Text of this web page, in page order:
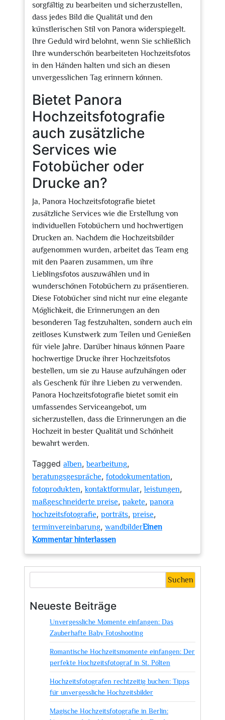
sorgfältig zu bearbeiten und sicherzustellen,
dass jedes Bild die Qualität und den
künstlerischen Stil von Panora widerspiegelt.
Ihre Geduld wird belohnt, wenn Sie schließlich
Ihre wunderschön bearbeiteten Hochzeitsfotos
in den Händen halten und sich an diesen
unvergesslichen Tag erinnern können.
Bietet Panora
Hochzeitsfotografie
auch zusätzliche
Services wie
Fotobücher oder
Drucke an?
Ja, Panora Hochzeitsfotografie bietet
zusätzliche Services wie die Erstellung von
individuellen Fotobüchern und hochwertigen
Drucken an. Nachdem die Hochzeitsbilder
aufgenommen wurden, arbeitet das Team eng
mit den Paaren zusammen, um ihre
Lieblingsfotos auszuwählen und in
wunderschönen Fotobüchern zu präsentieren.
Diese Fotobücher sind nicht nur eine elegante
Möglichkeit, die Erinnerungen an den
besonderen Tag festzuhalten, sondern auch ein
zeitloses Kunstwerk zum Teilen und Genießen
für viele Jahre. Darüber hinaus können Paare
hochwertige Drucke ihrer Hochzeitsfotos
bestellen, um sie zu Hause aufzuhängen oder
als Geschenk für ihre Lieben zu verwenden.
Panora Hochzeitsfotografie bietet somit ein
umfassendes Serviceangebot, um
sicherzustellen, dass die Erinnerungen an die
Hochzeit in bester Qualität und Schönheit
bewahrt werden.
Tagged alben,bearbeitung,
beratungsgespräche, fotodokumentation,
fotoprodukten,kontaktformular,leistungen,
maßgeschneiderte preise, pakete, panora
hochzeitsfotografie, porträts, preise,
terminvereinbarung, wandbilderEinen
Kommentar hinterlassenzu
Welt
der
Hochzeitsfotografie
Suchen
Neueste Beiträge
Unvergessliche Momente einfangen: Das
Zauberhafte Baby Fotoshooting
Romantische Hochzeitsmomente einfangen: Der
perfekte Hochzeitsfotograf in St. Pölten
Hochzeitsfotografen rechtzeitig buchen: Tipps
für unvergessliche Hochzeitsbilder
Magische Hochzeitsfotografie in Berlin: